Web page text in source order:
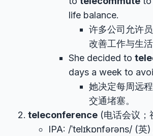
life balance.
许多公司允许
改善工作与生活
She decided to
days a week to
她决定每周远
交通堵塞。
teleconference (电话会议；
IPA: /ˈtelɪkɒnfərəns/ (英)